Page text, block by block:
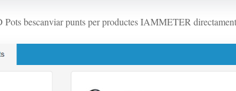
Pots bescanviar punts per productes IAMMETER